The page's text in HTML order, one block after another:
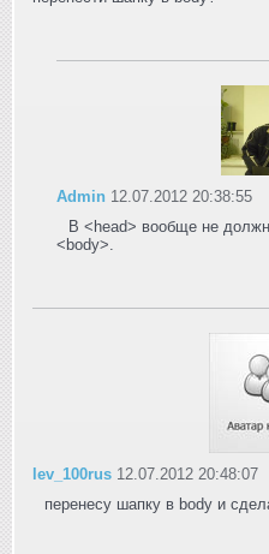
Admin 12.07.2012 20:38:55
В <head> вообще не
<body>.
lev_100rus 12.07.2012 20:48:07
перенесу шапку в body и